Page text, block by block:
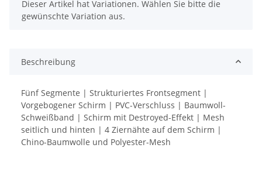
x
Dieser Artikel hat Variationen. Wählen Sie bitte die
gewünschte Variation aus.
Beschreibung
Fünf Segmente | Strukturiertes Frontsegment |
Vorgebogener Schirm | PVC-Verschluss | Baumwoll-
Schweißband | Schirm mit Destroyed-Effekt | Mesh
seitlich und hinten | 4 Ziernähte auf dem Schirm |
Chino-Baumwolle und Polyester-Mesh